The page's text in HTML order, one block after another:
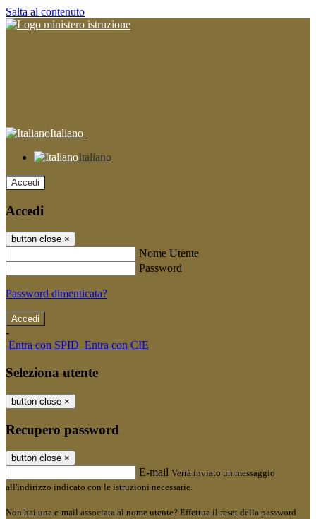
Salta al contenuto
Italiano
Italiano
Accedi
Accedi
button close ×
Nome Utente
Password
Password dimenticata?
-
Entra con SPID Entra con CIE
Seleziona utente
button close ×
Recupero password
button close ×
E-mail Verrà inviato un messaggio
all'indirizzo indicato con le istruzioni necessarie.
Non hai una e-mail associata al nome utente? Effettua il reset della password